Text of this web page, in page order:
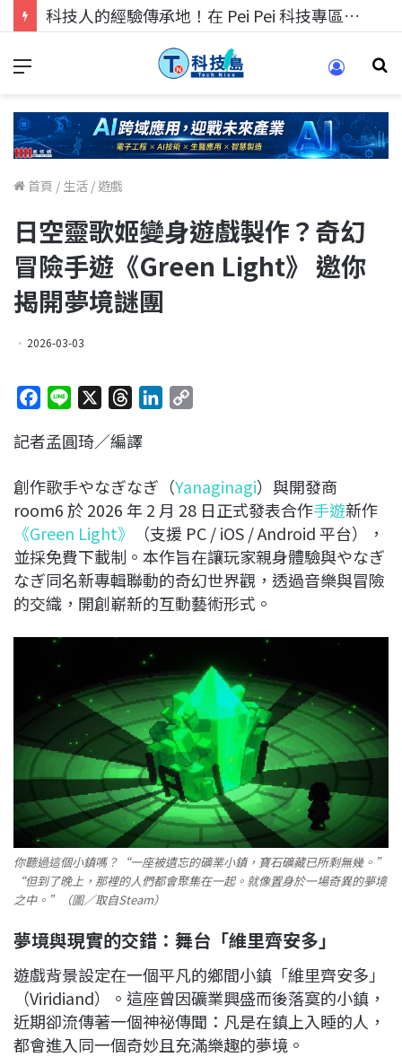
科技人的經驗傳承地！在 Pei Pei 科技專區，與學弟妹交流最硬核的技術
首頁 / 生活 / 遊戲
日空靈歌姬變身遊戲製作？奇幻
冒險手遊《Green Light》 邀你
揭開夢境謎團
2026-03-03
c
b
o
o
k
n
r
a
d
e
d
I
n
L
i
n
k
記者孟圓琦／編譯
創作歌手やなぎなぎ（Yanaginagi）與開發商
room6 於 2026 年 2 月 28 日正式發表合作手遊新作
《Green Light》
（支援 PC / iOS / Android 平台），
並採免費下載制。本作旨在讓玩家親身體驗與やなぎ
なぎ同名新專輯聯動的奇幻世界觀，透過音樂與冒險
的交織，開創嶄新的互動藝術形式。
你聽過這個小鎮嗎？“一座被遺忘的礦業小鎮，寶石礦藏已所剩無幾。”
“但到了晚上，那裡的人們都會聚集在一起。就像置身於一場奇異的夢境
之中。”（圖／取自Steam）
夢境與現實的交錯：舞台「維里齊安多」
遊戲背景設定在一個平凡的鄉間小鎮「維里齊安多」
（Viridiand）。這座曾因礦業興盛而後落寞的小鎮，
近期卻流傳著一個神祕傳聞：凡是在鎮上入睡的人，
都會進入同一個奇妙且充滿樂趣的夢境。